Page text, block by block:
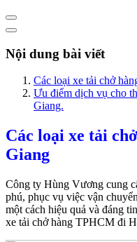
Nội dung bài viết
Các loại xe tải chở
Ưu điểm dịch vụ cho
Giang.
Các loại xe tải
Giang
Công ty Hùng Vương cung
phú, phục vụ việc vận
một cách hiệu quả và đáng
xe tải chở hàng TPHCM đi